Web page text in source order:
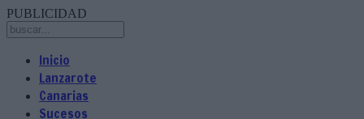
PUBLICIDAD
Inicio
Lanzarote
Canarias
Sucesos